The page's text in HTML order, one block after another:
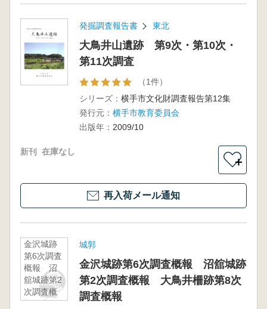
発掘調査報告書 東北
大鳥井山遺跡 第9次・第10次・
第11次調査
（1件）
シリーズ： 横手市文化財調査報告第12集
発行元： 横手市教育委員会
出版年： 2009/10
新刊 在庫なし
＋
再入荷メール通知
金沢城跡
第6次調査
概報 沼
舘城跡第2
次調査概
報 大鳥
城郭
金沢城跡第6次調査概報 沼舘城跡
第2次調査概報 大鳥井柵跡第8次
調査概報